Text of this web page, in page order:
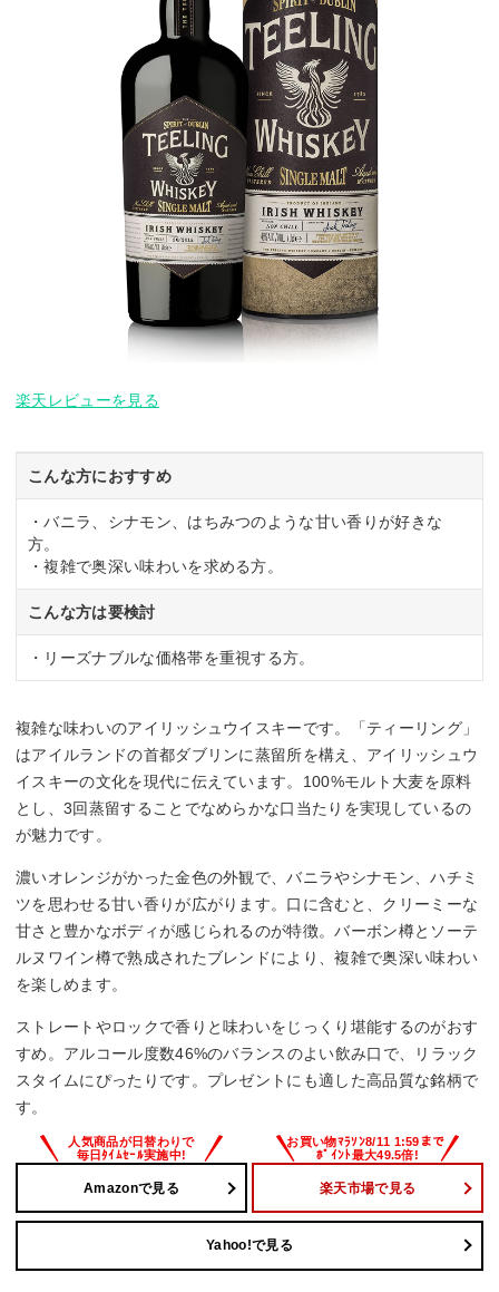
楽天レビューを見る
こんな方におすすめ
・バニラ、シナモン、はちみつのような甘い香りが好きな
方。
・複雑で奥深い味わいを求める方。
こんな方は要検討
・リーズナブルな価格帯を重視する方。
複雑な味わいのアイリッシュウイスキーです。「ティーリング」
はアイルランドの首都ダブリンに蒸留所を構え、アイリッシュウ
イスキーの文化を現代に伝えています。100%モルト大麦を原料
とし、3回蒸留することでなめらかな口当たりを実現しているの
が魅力です。
濃いオレンジがかった金色の外観で、バニラやシナモン、ハチミ
ツを思わせる甘い香りが広がります。口に含むと、クリーミーな
甘さと豊かなボディが感じられるのが特徴。バーボン樽とソーテ
ルヌワイン樽で熟成されたブレンドにより、複雑で奥深い味わい
を楽しめます。
ストレートやロックで香りと味わいをじっくり堪能するのがおす
すめ。アルコール度数46%のバランスのよい飲み口で、リラック
スタイムにぴったりです。プレゼントにも適した高品質な銘柄で
す。
Amazonで見る 楽天市場で見る
Yahoo!で見る